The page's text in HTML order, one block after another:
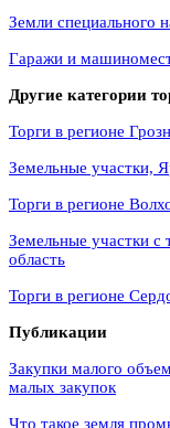
Земли специального
Гаражи и
Другие категории
Торги в регионе
Земельные участки,
Торги в регионе
Земельные участки с
область
Торги в регионе
Публикации
Закупки малого
малых закупок
Что такое земля